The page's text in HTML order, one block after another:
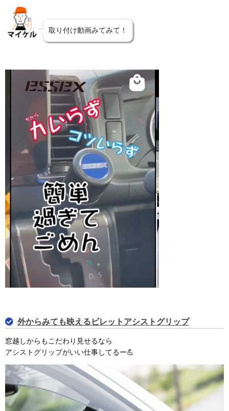
取り付け動画みてみて！
外からみても映えるビレットアシストグリップ
窓越しからもこだわり見せるなら
アシストグリップがいい仕事してるー💪